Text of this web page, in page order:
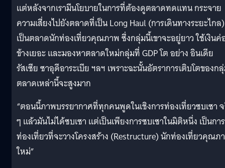
แต่หลังจากเรามีนโยบายในการที่ต้องดูตลาดทดแทน กระจาย
ความเสี่ยงไปยังตลาดที่เป็น Long Haul (การเดินทางระยะไก
เป็นตลาดนักท่องเที่ยวคุณภาพ ซึ่งกลุ่มนี้เขาจะอยู่ยาว ใช้เงินค่
ข้างเยอะ และมองหาตลาดใหม่กลุ่มที่ GDP โต อย่าง อินเดีย
รัสเซีย ซาอุดีอาระเบีย ฯลฯ เพราะฉะนั้นอัตราการเติบโตของก
ตลาดเหล่านี้จะสูงมาก
“ตอนนี้ภาพบรรยากาศที่ทุกคนพูดในเชิงการท่องเที่ยวซบเซา
ๆ แล้วมันไม่ได้ซบเซา แต่เป็นเพียงการซบเซาในมิติหนึ่ง เป็นการ
ท่องเที่ยวที่จะวางโครงสร้าง (Restructure) นักท่องเที่ยวคุณภ
ใหม่”